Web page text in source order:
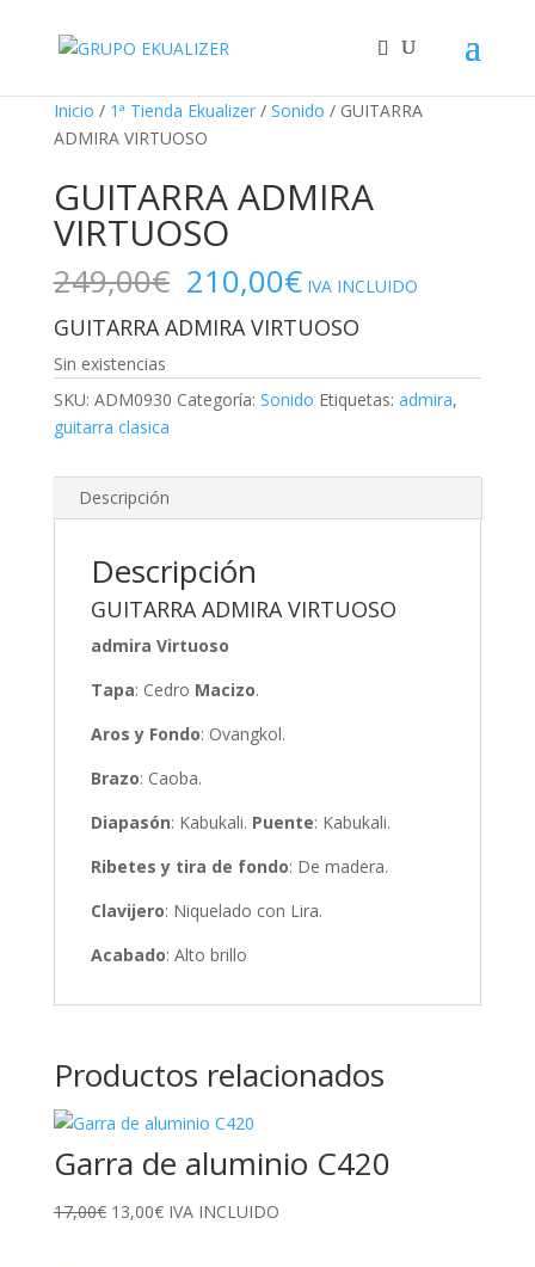
Inicio / 1ª Tienda Ekualizer/ Sonido / GUITARRA
ADMIRA VIRTUOSO
¡Oferta!
GUITARRA ADMIRA
VIRTUOSO
249,00€ El
precio
original
249,00€.
210,00€El
precio
actual
210,00€.
IVA INCLUIDO
GUITARRA ADMIRA VIRTUOSO
Sin existencias
SKU: ADM0930 Categoría: Sonido Etiquetas: admira,
guitarra clasica
Descripción
Descripción
GUITARRA ADMIRA VIRTUOSO
admira Virtuoso
Tapa: Cedro Macizo.
Aros y Fondo: Ovangkol.
Brazo: Caoba.
Diapasón: Kabukali. Puente: Kabukali.
Ribetes y tira de fondo: De madera.
Clavijero: Niquelado con Lira.
Acabado: Alto brillo
Productos relacionados
Garra de aluminio C420
17,00€ El
13,00€ElIVA INCLUIDO